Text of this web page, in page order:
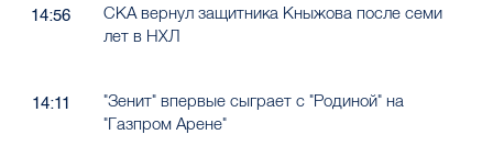
14:56
СКА вернул защитника Кныжова после семи
лет в НХЛ
14:11
"Зенит" впервые сыграет с "Родиной" на
"Газпром Арене"